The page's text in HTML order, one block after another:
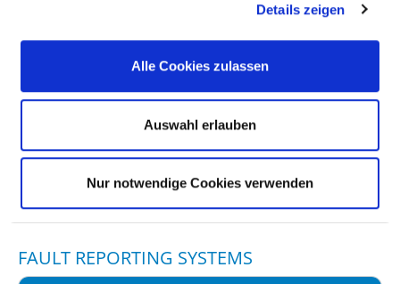
Details zeigen
Alle Cookies zulassen
Auswahl erlauben
Nur notwendige Cookies verwenden
STEERING COMMITTEE
RISK MANAGEMENT INSTRUMENTS AND
INSTRUMENTS AND MEASURES
FAULT REPORTING SYSTEMS